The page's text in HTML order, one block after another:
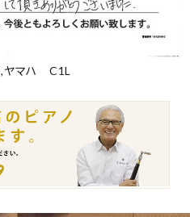
,ヤマハ C1L